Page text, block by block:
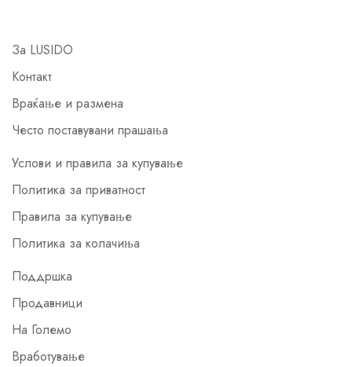
За LUSIDO
Контакт
Враќање и размена
Често поставувани прашања
Услови и правила за купување
Политика за приватност
Правила за купување
Политика за колачиња
Поддршка
Продавници
На Големо
Вработување